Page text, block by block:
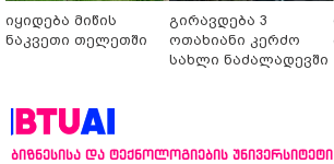
იყიდება მიწის
ნაკვეთი თელეთში
გირავდება 3
ოთახიანი კერძო
სახლი ნაძალადევში
ბიზნესისა და ტექნოლოგიების უნივერსიტეტი